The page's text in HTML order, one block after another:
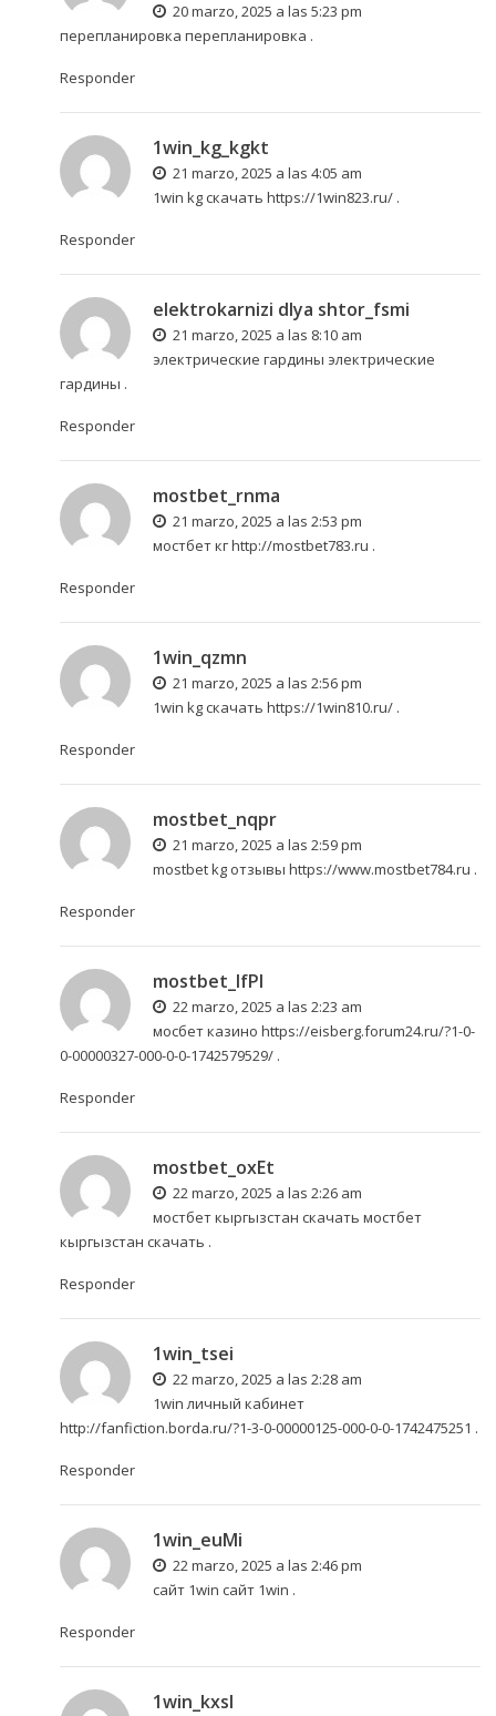
20 marzo, 2025 a las 5:23 pm
перепланировка перепланировка .
Responder
1win_kg_kgkt
21 marzo, 2025 a las 4:05 am
1win kg скачать https://1win823.ru/.
Responder
elektrokarnizi dlya shtor_fsmi
21 marzo, 2025 a las 8:10 am
электрические гардины электрические
гардины .
Responder
mostbet_rnma
21 marzo, 2025 a las 2:53 pm
мостбет кгhttp://mostbet783.ru .
Responder
1win_qzmn
21 marzo, 2025 a las 2:56 pm
1win kg скачать https://1win810.ru/.
Responder
mostbet_nqpr
21 marzo, 2025 a las 2:59 pm
mostbet kg отзывы https://www.mostbet784.ru .
Responder
mostbet_lfPl
22 marzo, 2025 a las 2:23 am
мосбет казино https://eisberg.forum24.ru/?1-0-
0-00000327-000-0-0-1742579529/.
Responder
mostbet_oxEt
22 marzo, 2025 a las 2:26 am
мостбет кыргызстан скачать мостбет
кыргызстан скачать .
Responder
1win_tsei
22 marzo, 2025 a las 2:28 am
1win личный кабинет
http://fanfiction.borda.ru/?1-3-0-00000125-000-0-0-1742475251 .
Responder
1win_euMi
22 marzo, 2025 a las 2:46 pm
сайт 1win сайт 1win .
Responder
1win_kxsl